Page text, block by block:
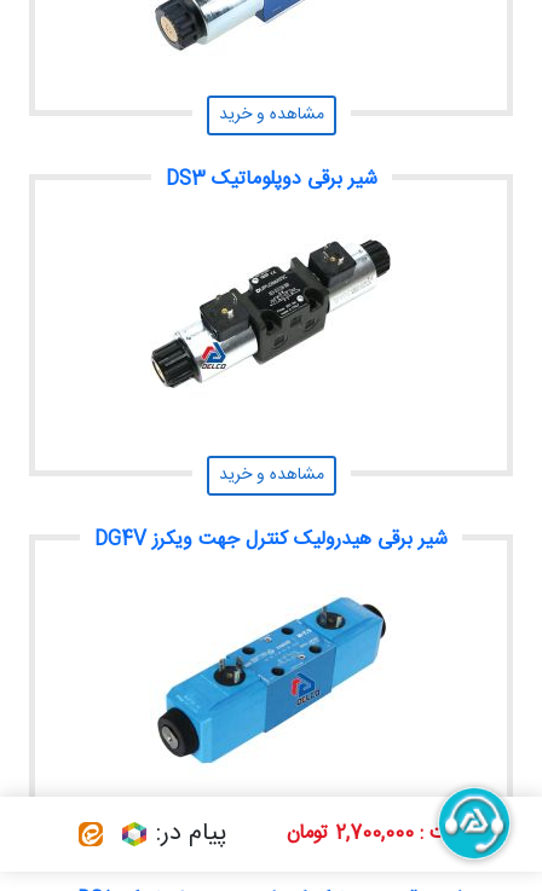
قیمت : 2,700,000 تومان پیام در:
مشاهده و خرید
شیر برقی دوپلوماتیک DS3
مشاهده و خرید
شیر برقی هیدرولیک کنترل جهت ویکرز DG4V
مشاهده و خرید